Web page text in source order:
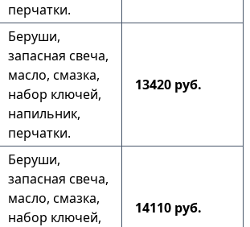
перчатки.
Беруши,
запасная свеча,
масло, смазка,
набор ключей,
напильник,
перчатки.
13420 руб.
Беруши,
запасная свеча,
масло, смазка,
набор ключей,
14110 руб.